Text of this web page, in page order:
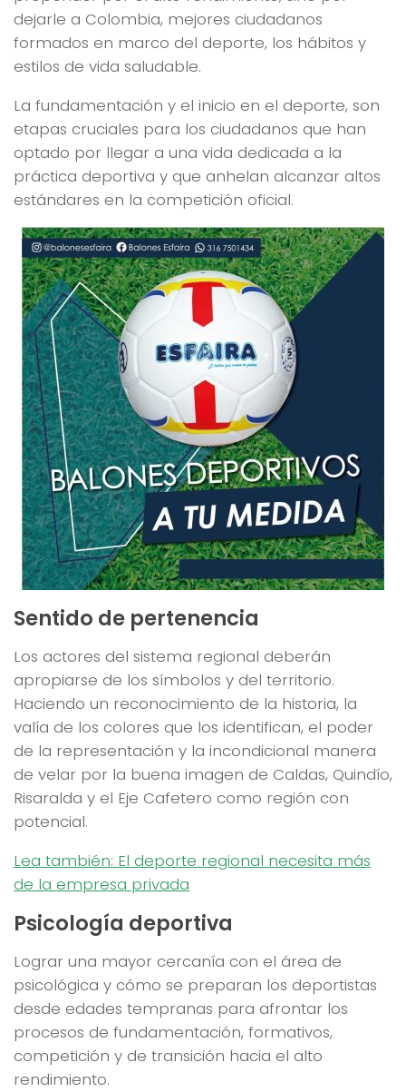
dejarle a Colombia, mejores ciudadanos
formados en marco del deporte, los hábitos y
estilos de vida saludable.
La fundamentación y el inicio en el deporte, son
etapas cruciales para los ciudadanos que han
optado por llegar a una vida dedicada a la
práctica deportiva y que anhelan alcanzar altos
estándares en la competición oficial.
Sentido de pertenencia
Los actores del sistema regional deberán
apropiarse de los símbolos y del territorio.
Haciendo un reconocimiento de la historia, la
valía de los colores que los identifican, el poder
de la representación y la incondicional manera
de velar por la buena imagen de Caldas, Quindío,
Risaralda y el Eje Cafetero como región con
potencial.
Lea también: El deporte regional necesita más
de la empresa privada
Psicología deportiva
Lograr una mayor cercanía con el área de
psicológica y cómo se preparan los deportistas
desde edades tempranas para afrontar los
procesos de fundamentación, formativos,
competición y de transición hacia el alto
rendimiento.